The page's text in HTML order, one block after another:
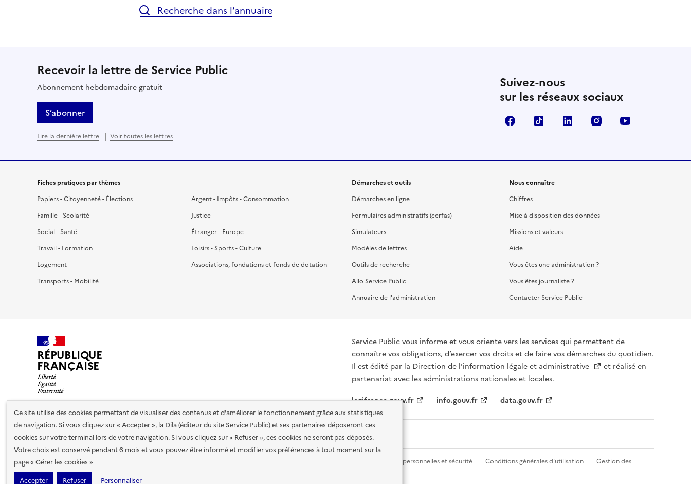
Ce site utilise des cookies permettant de visualiser des contenus et d'améliorer le fonctionnement grâce aux statistiques
de navigation. Si vous cliquez sur « Accepter », la Dila (éditeur du site Service Public) et ses partenaires déposeront ces
cookies sur votre terminal lors de votre navigation. Si vous cliquez sur « Refuser », ces cookies ne seront pas déposés.
Votre choix est conservé pendant 6 mois et vous pouvez être informé et modifier vos préférences à tout moment sur la
page « Gérer les cookies »
Accepter
Refuser Personnaliser
Recherche dans l’annuaire
Recevoir la lettre de Service Public
Abonnement hebdomadaire gratuit
S’abonner
Lire la dernière lettre Voir toutes les lettres
Suivez-nous
sur les réseaux sociaux
FacebookTikTok LinkedIn Instagram
Fiches pratiques par thèmes
Papiers - Citoyenneté - Élections
Famille - Scolarité
Social - Santé
Travail - Formation
Logement
Transports - Mobilité
Argent - Impôts - Consommation
Justice
Étranger - Europe
Loisirs - Sports - Culture
Associations, fondations et fonds de dotation
Démarches et outils
Démarches en ligne
Formulaires administratifs (cerfas)
Simulateurs
Modèles de lettres
Outils de recherche
Allo Service Public
Annuaire de l'administration
Nous connaître
Chiffres
Mise à disposition des données
Missions et valeurs
Aide
Vous êtes une administration ?
Vous êtes journaliste ?
Contacter Service Public
RÉPUBLIQUE
FRANÇAISE
Service Public vous informe et vous oriente vers les services qui permettent de
connaître vos obligations, d’exercer vos droits et de faire vos démarches du quotidien.
Il est édité par la Direction de l’information légale et administrative
et réalisé en
partenariat avec les administrations nationales et locales.
legifrance.gouv.fr
info.gouv.fr data.gouv.fr
Nos partenaires
Plan du site Accessibilité : totalement conforme Données personnelles et sécurité Conditions générales d'utilisation
Gestion des
cookies